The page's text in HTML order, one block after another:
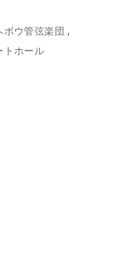
ボウ管弦楽団
トホール